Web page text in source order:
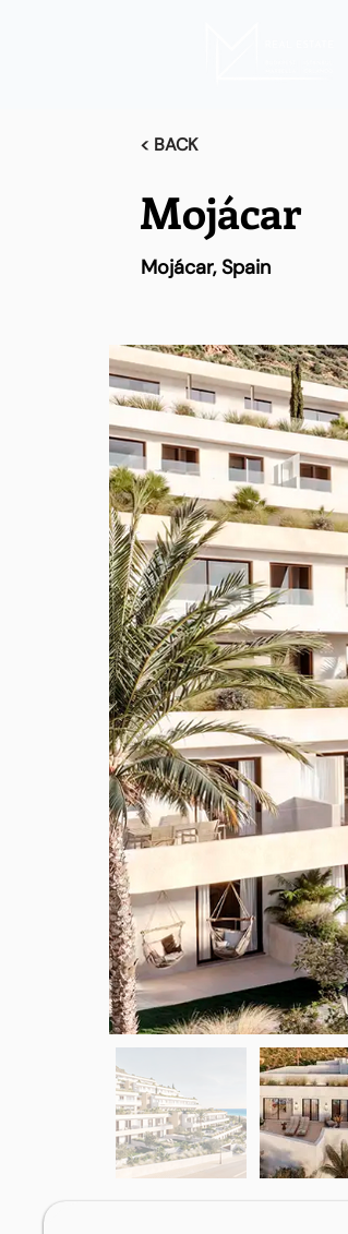
< BACK
Mojácar
Mojácar, Spain